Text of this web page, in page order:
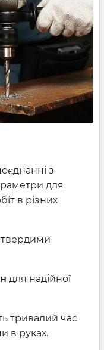
з
для
в різних
для надійної
тривалий час
в руках.